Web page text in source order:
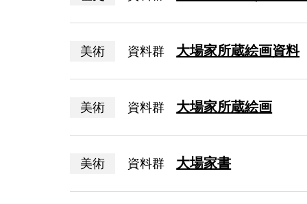
美術 資料群 大場家所蔵絵画資料
美術 資料群 大場家所蔵絵画
美術 資料群 大場家書